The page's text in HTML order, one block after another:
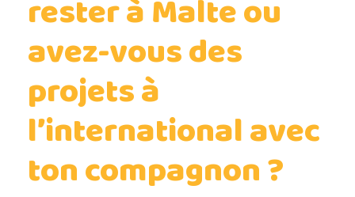
rester à Malte ou
avez-vous des
projets à
l’international avec
ton compagnon ?